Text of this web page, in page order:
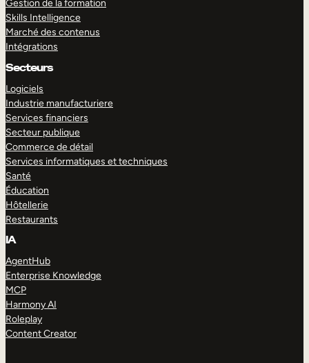
Gestion de la formation
Skills Intelligence
Marché des contenus
Intégrations
Secteurs
Logiciels
Industrie manufacturiere
Services financiers
Secteur publique
Commerce de détail
Services informatiques et techniques
Santé
Éducation
Hôtellerie
Restaurants
IA
AgentHub
Enterprise Knowledge
MCP
Harmony AI
Roleplay
Content Creator